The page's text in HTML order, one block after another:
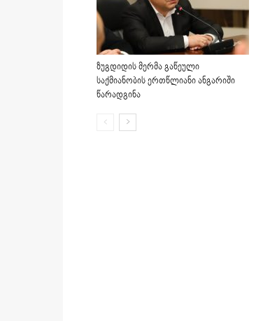
ზუგდიდის მერმა გაწეული
საქმიანობის ერთწლიანი ანგარიში
წარადგინა